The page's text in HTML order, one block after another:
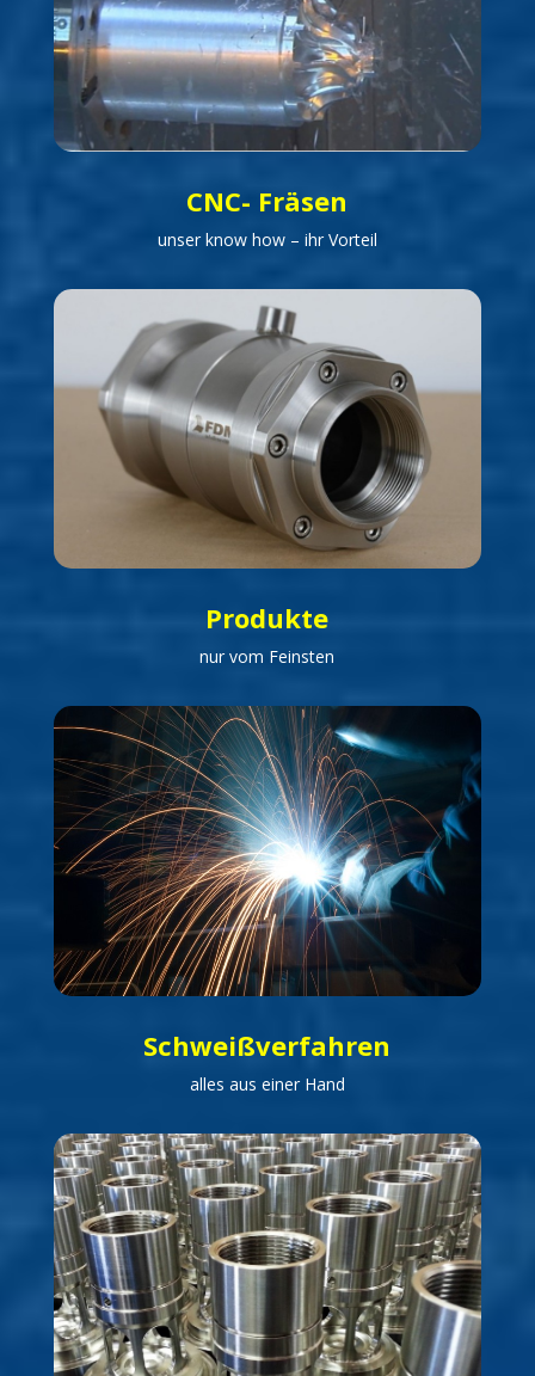
CNC- Fräsen
unser know how – ihr Vorteil
Produkte
nur vom Feinsten
Schweißverfahren
alles aus einer Hand